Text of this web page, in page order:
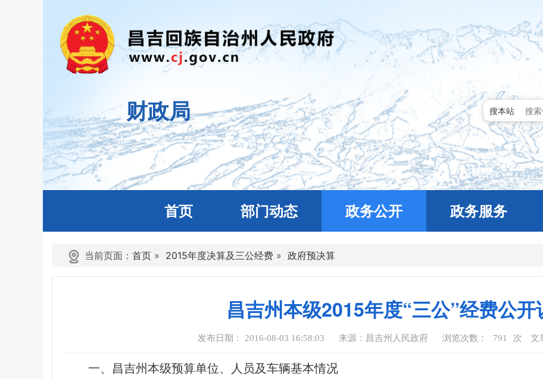
财政局 搜本站
首页 部门动态 政务公开 政务服务
当前页面： 首页 » 2015年度决算及三公经费 » 政府预决算
昌吉州本级2015年度“三公”经费公开
发布日期： 2016-08-03 16:58:03 来源：昌吉州人民政府 浏览次数： 791 次 文
一、昌吉州本级预算单位、人员及车辆基本情况